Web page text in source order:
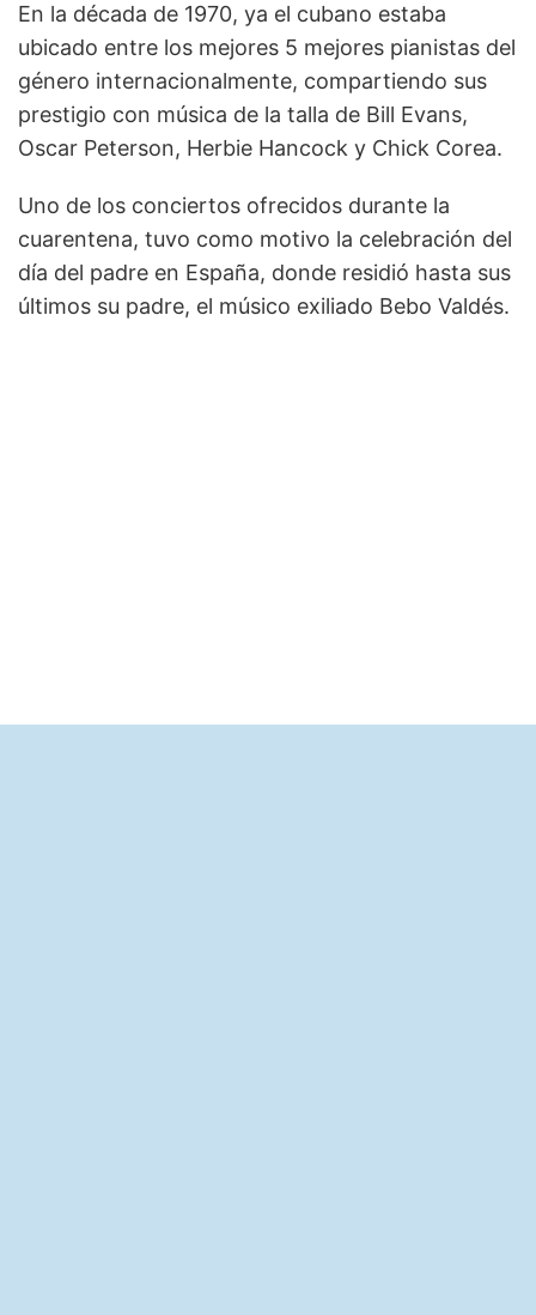
En la década de 1970, ya el cubano estaba
ubicado entre los mejores 5 mejores pianistas del
género internacionalmente, compartiendo sus
prestigio con música de la talla de Bill Evans,
Oscar Peterson, Herbie Hancock y Chick Corea.
Uno de los conciertos ofrecidos durante la
cuarentena, tuvo como motivo la celebración del
día del padre en España, donde residió hasta sus
últimos su padre, el músico exiliado Bebo Valdés.